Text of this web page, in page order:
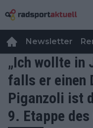
Newsletter
„Ich wollte in
falls er einen
Piganzoli ist
9. Etappe